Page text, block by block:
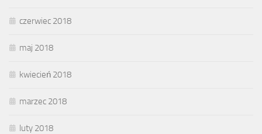
czerwiec 2018
maj 2018
kwiecień 2018
marzec 2018
luty 2018